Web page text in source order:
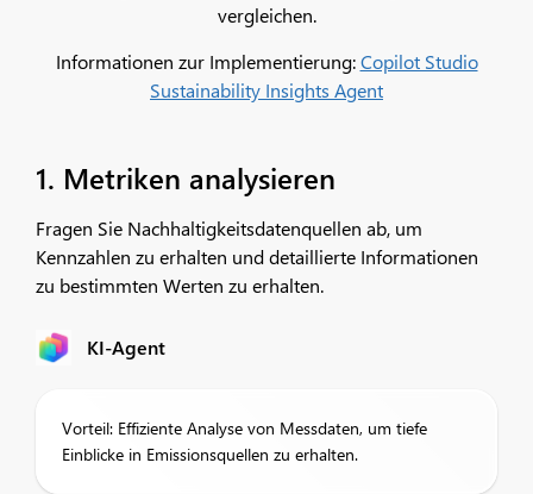
vergleichen.
Informationen zur Implementierung:Copilot Studio
Sustainability Insights Agent
1. Metriken analysieren
Fragen Sie Nachhaltigkeitsdatenquellen ab, um
Kennzahlen zu erhalten und detaillierte Informationen
zu bestimmten Werten zu erhalten.
KI-Agent
Vorteil: Effiziente Analyse von Messdaten, um tiefe
Einblicke in Emissionsquellen zu erhalten.